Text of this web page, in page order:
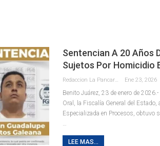
Sentencian A 20 Años
Sujetos Por Homicidio
Ene 23, 2026
Benito Juárez, 23 de enero de
Oral, la Fiscalía General del Estado,
Especializada en Procesos, obtuvo
LEE MAS...